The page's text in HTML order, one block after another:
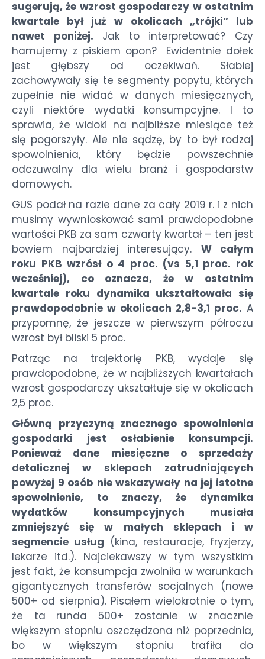
sugerują, że wzrost gospodarczy w ostatnim
kwartale był już w okolicach „trójki” lub
nawet poniżej. Jak to interpretować? Czy
hamujemy z piskiem opon? Ewidentnie dołek
jest głębszy od oczekiwań. Słabiej
zachowywały się te segmenty popytu, których
zupełnie nie widać w danych miesięcznych,
czyli niektóre wydatki konsumpcyjne. I to
sprawia, że widoki na najbliższe miesiące też
się pogorszyły. Ale nie sądzę, by to był rodzaj
spowolnienia, który będzie powszechnie
odczuwalny dla wielu branż i gospodarstw
domowych.
GUS podał na razie dane za cały 2019 r. i z nich
musimy wywnioskować sami prawdopodobne
wartości PKB za sam czwarty kwartał – ten jest
bowiem najbardziej interesujący. W całym
roku PKB wzrósł o 4 proc. (vs 5,1 proc. rok
wcześniej), co oznacza, że w ostatnim
kwartale roku dynamika ukształtowała się
prawdopodobnie w okolicach 2,8-3,1 proc. A
przypomnę, że jeszcze w pierwszym półroczu
wzrost był bliski 5 proc.
Patrząc na trajektorię PKB, wydaje się
prawdopodobne, że w najbliższych kwartałach
wzrost gospodarczy ukształtuje się w okolicach
2,5 proc.
Główną przyczyną znacznego spowolnienia
gospodarki jest osłabienie konsumpcji.
Ponieważ dane miesięczne o sprzedaży
detalicznej w sklepach zatrudniających
powyżej 9 osób nie wskazywały na jej istotne
spowolnienie, to znaczy, że dynamika
wydatków konsumpcyjnych musiała
zmniejszyć się w małych sklepach i w
segmencie usług (kina, restauracje, fryzjerzy,
lekarze itd.). Najciekawszy w tym wszystkim
jest fakt, że konsumpcja zwolniła w warunkach
gigantycznych transferów socjalnych (nowe
500+ od sierpnia). Pisałem wielokrotnie o tym,
że ta runda 500+ zostanie w znacznie
większym stopniu oszczędzona niż poprzednia,
bo w większym stopniu trafiła do